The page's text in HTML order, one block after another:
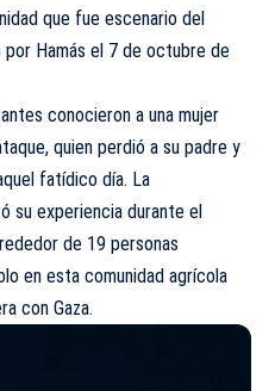
que fue escenario del
Hamás el 7 de octubre de
conocieron a una mujer
quien perdió a su padre y
fatídico día. La
su experiencia durante el
de 19 personas
en esta comunidad agrícola
con Gaza.